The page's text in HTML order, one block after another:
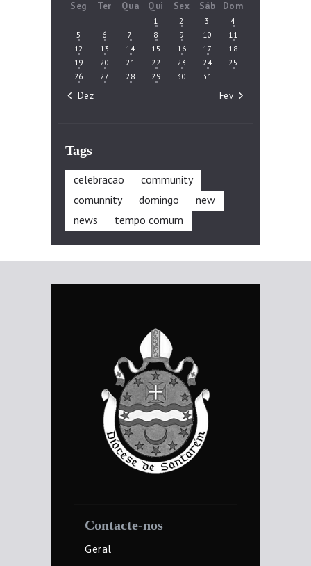
Seg Ter Qua Qui Sex Sáb Dom
1 2 3
4
5
6 7 8 9 10
11
12
13 14 15 16 17
18
19
20 21 22 23 24
25
26
27 28 29 30 31
« Dez Fev »
Tags
celebracao
community
comunnity
domingo
new
news
tempo comum
Contacte-nos
Geral